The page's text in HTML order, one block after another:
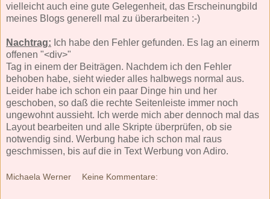
vielleicht auch eine gute Gelegenheit, das Erscheinungbild
meines Blogs generell mal zu überarbeiten :-)
Nachtrag: Ich habe den Fehler gefunden. Es lag an einerm
offenen "<div>"
Tag in einem der Beiträgen. Nachdem ich den Fehler
behoben habe, sieht wieder alles halbwegs normal aus.
Leider habe ich schon ein paar Dinge hin und her
geschoben, so daß die rechte Seitenleiste immer noch
ungewohnt aussieht. Ich werde mich aber dennoch mal das
Layout bearbeiten und alle Skripte überprüfen, ob sie
notwendig sind. Werbung habe ich schon mal raus
geschmissen, bis auf die in Text Werbung von Adiro.
Michaela Werner Keine Kommentare: